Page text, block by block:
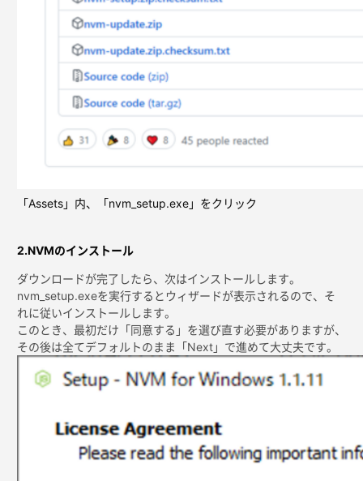
「Assets」内、「nvm_setup.exe」をクリック
2.NVMのインストール
ダウンロードが完了したら、次はインストールします。
nvm_setup.exeを実行するとウィザードが表示されるので、そ
れに従いインストールします。
このとき、最初だけ「同意する」を選び直す必要がありますが、
その後は全てデフォルトのまま「Next」で進めて大丈夫です。